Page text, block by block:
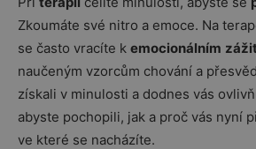
Zkoumáte své nitro a emoce. Na
se často vracíte k emocionálním
naučeným vzorcům chování a
získali v minulosti a dodnes vás
abyste pochopili, jak a proč vás nyní
ve které se nacházíte.